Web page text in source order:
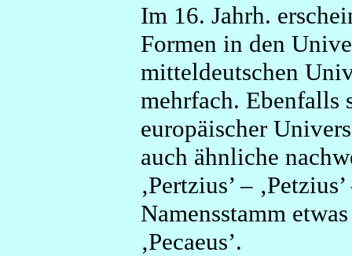
Im 16. Jahrh.
Formen in den
mitteldeutschen
mehrfach. Ebenfalls
europäischer
auch ähnliche
‚Pertzius’ –
Namensstamm
‚Pecaeus’.